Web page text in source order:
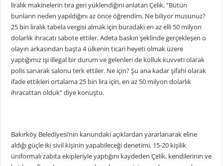
liralık makinelerin tıra geri yüklendiğini anlatan Çelik, “Bütün
bunların neden yapıldığını az önce öğrendim. Ne biliyor musunuz?
25 bin liralık tabela vergisi almak için buradaki en az elli 50 milyon
dolarlık ihracatı sabote ettiler. Adeta baskın şeklinde gerçekleşen o
olayın arkasından başta 4 ülkenin ticari heyeti olmak üzere
yaptığımız işi illegal bir durum ve gelenleri de kolluk kuvveti olarak
polis sanarak salonu terk ettiler. Ne için? Şu ana kadar şifahi olarak
ifade ettikleri ortalama 25 bin lira için, en az 50 milyon dolarlık
ihracattan olduk” diye konuştu.
Bakırköy Belediyesi’nin kanundaki açıklardan yararlanarak eline
aldığı güçle iki sivil kişinin yapabileceği denetimi, 15-20 kişilik
üniformalı zabıta ekipleriyle yaptığını kaydeden Çelik, kendilerinin ve